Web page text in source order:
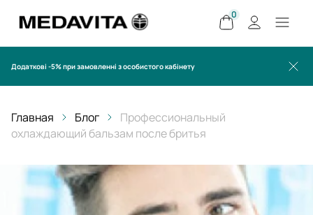
0
Додаткові -5% при замовленні з особистого кабінету
Главная Блог
Профессиональный
охлаждающий бальзам после бритья